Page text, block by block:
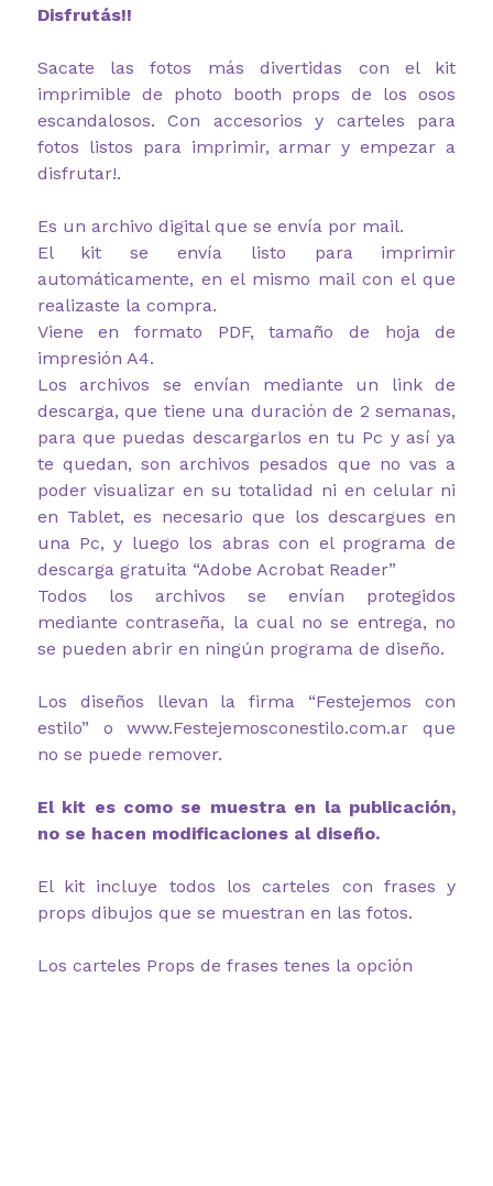
Disfrutás!!
Sacate las fotos más divertidas con el kit
imprimible de photo booth props de los osos
escandalosos. Con accesorios y carteles para
fotos listos para imprimir, armar y empezar a
disfrutar!.
Es un archivo digital que se envía por mail.
El kit se envía listo para imprimir
automáticamente, en el mismo mail con el que
realizaste la compra.
Viene en formato PDF, tamaño de hoja de
impresión A4.
Los archivos se envían mediante un link de
descarga, que tiene una duración de 2 semanas,
para que puedas descargarlos en tu Pc y así ya
te quedan, son archivos pesados que no vas a
poder visualizar en su totalidad ni en celular ni
en Tablet, es necesario que los descargues en
una Pc, y luego los abras con el programa de
descarga gratuita “Adobe Acrobat Reader”
Todos los archivos se envían protegidos
mediante contraseña, la cual no se entrega, no
se pueden abrir en ningún programa de diseño.
Los diseños llevan la firma “Festejemos con
estilo” o www.Festejemosconestilo.com.ar que
no se puede remover.
El kit es como se muestra en la publicación,
no se hacen modificaciones al diseño.
El kit incluye todos los carteles con frases y
props dibujos que se muestran en las fotos.
Los carteles Props de frases tenes la opción